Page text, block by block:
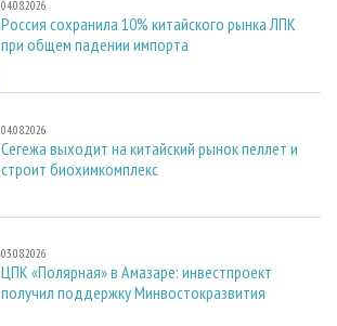
04.08.2026
Россия сохранила 10% китайского рынка ЛПК
при общем падении импорта
04.08.2026
Сегежа выходит на китайский рынок пеллет и
строит биохимкомплекс
03.08.2026
ЦПК «Полярная» в Амазаре: инвестпроект
получил поддержку Минвостокразвития